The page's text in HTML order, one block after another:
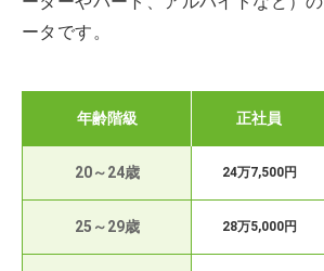
ータです。
年齢階級 正社員
20～24歳 24万7,500円
25～29歳 28万5,000円